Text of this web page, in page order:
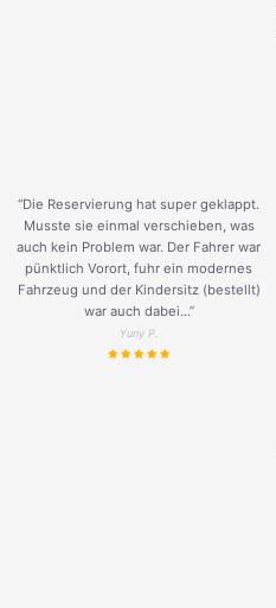
“Die Reservierung hat super geklappt.
Musste sie einmal verschieben, was
auch kein Problem war. Der Fahrer war
pünktlich Vorort, fuhr ein modernes
Fahrzeug und der Kindersitz (bestellt)
war auch dabei...”
Yuriy P.